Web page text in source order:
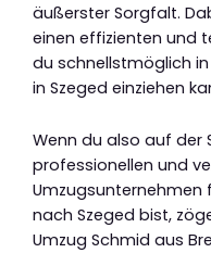
äußerster Sorgfalt.
einen effizienten und
du schnellstmöglich
in Szeged einziehen
Wenn du also auf der
professionellen und
Umzugsunternehmen
nach Szeged bist,
Umzug Schmid aus